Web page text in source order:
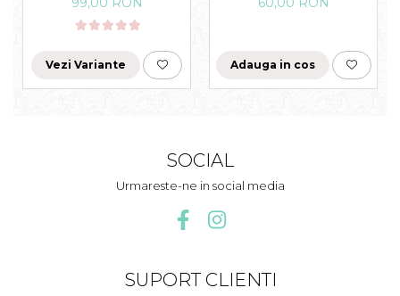
Vezi Variante Adauga in cos
SOCIAL
Urmareste-ne in social media
SUPORT CLIENTI